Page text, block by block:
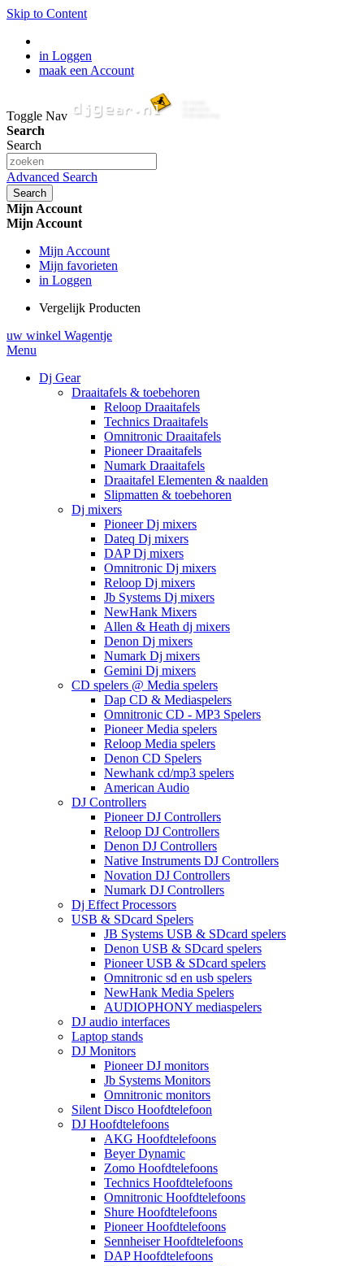
Skip to Content
in Loggen
maak een Account
Toggle Nav
Search
Search
Advanced Search
Search
Mijn Account
Mijn Account
Mijn Account
Mijn favorieten
in Loggen
Vergelijk Producten
uw winkel Wagentje
Menu
Dj Gear
Draaitafels & toebehoren
Reloop Draaitafels
Technics Draaitafels
Omnitronic Draaitafels
Pioneer Draaitafels
Numark Draaitafels
Draaitafel Elementen & naalden
Slipmatten & toebehoren
Dj mixers
Pioneer Dj mixers
Dateq Dj mixers
DAP Dj mixers
Omnitronic Dj mixers
Reloop Dj mixers
Jb Systems Dj mixers
NewHank Mixers
Allen & Heath dj mixers
Denon Dj mixers
Numark Dj mixers
Gemini Dj mixers
CD spelers @ Media spelers
Dap CD & Mediaspelers
Omnitronic CD - MP3 Spelers
Pioneer Media spelers
Reloop Media spelers
Denon CD Spelers
Newhank cd/mp3 spelers
American Audio
DJ Controllers
Pioneer DJ Controllers
Reloop DJ Controllers
Denon DJ Controllers
Native Instruments DJ Controllers
Novation DJ Controllers
Numark DJ Controllers
Dj Effect Processors
USB & SDcard Spelers
JB Systems USB & SDcard spelers
Denon USB & SDcard spelers
Pioneer USB & SDcard spelers
Omnitronic sd en usb spelers
NewHank Media Spelers
AUDIOPHONY mediaspelers
DJ audio interfaces
Laptop stands
DJ Monitors
Pioneer DJ monitors
Jb Systems Monitors
Omnitronic monitors
Silent Disco Hoofdtelefoon
DJ Hoofdtelefoons
AKG Hoofdtelefoons
Beyer Dynamic
Zomo Hoofdtelefoons
Technics Hoofdtelefoons
Omnitronic Hoofdtelefoons
Shure Hoofdtelefoons
Pioneer Hoofdtelefoons
Sennheiser Hoofdtelefoons
DAP Hoofdtelefoons